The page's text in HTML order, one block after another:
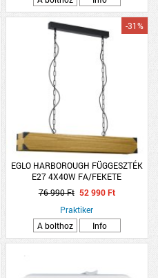
EGLO HARBOROUGH FÜGGESZTÉK
E27 4X40W FA/FEKETE
-31%
76 990 Ft 52 990 Ft
Praktiker
A bolthoz
Info